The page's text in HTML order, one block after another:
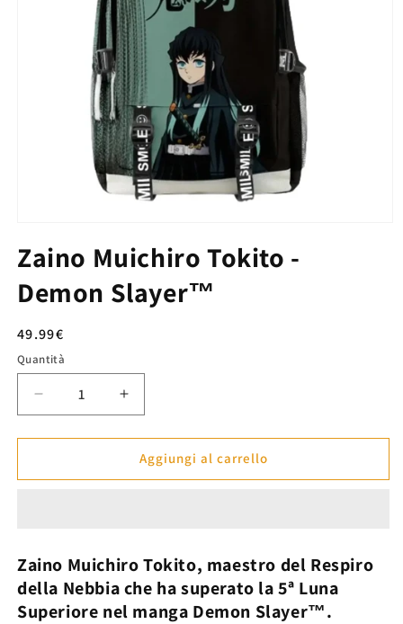
Zaino Muichiro Tokito -
Demon Slayer™
Prezzo
di
listino
49.99€
Quantità
Diminuisci
quantità
per
Muichiro
Aumenta
quantità
per
Zaino
Muichiro
Aggiungi al carrello
Zaino Muichiro Tokito, maestro del Respiro
della Nebbia che ha superato la 5ª Luna
Superiore nel manga Demon Slayer™.